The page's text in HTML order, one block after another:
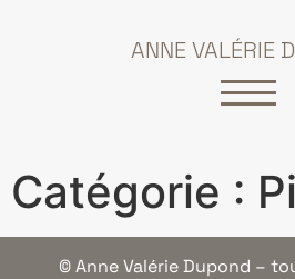
ANNE VALÉRIE
Catégorie :
© Anne Valérie Dupond –